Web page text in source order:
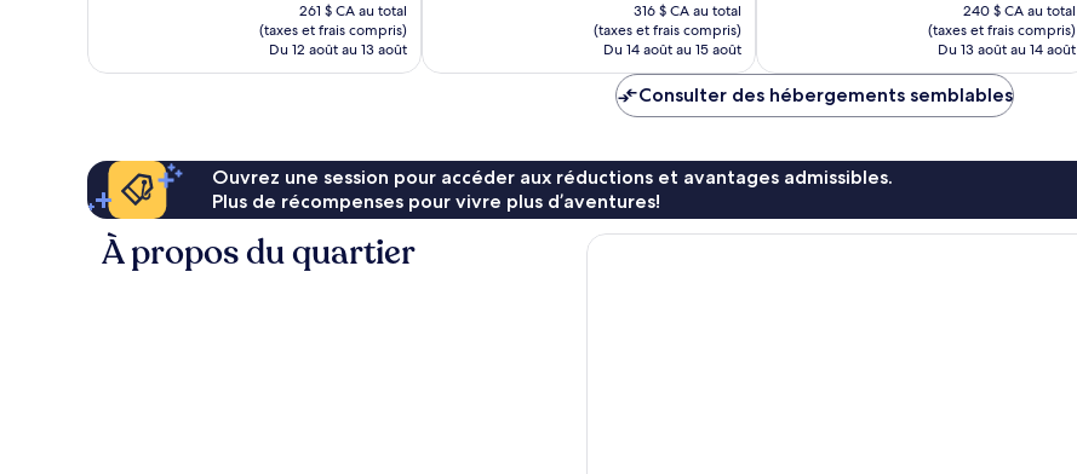
est
de
249 $ CA
261 $ CA au total
(taxes et frais compris)
Du 12 août au 13 août
est
de
254 $ CA
316 $ CA au total
(taxes et frais compris)
Du 14 août au 15 août
est
de
230 $ CA
240 $ CA au total
(taxes et frais compris)
Du 13 août au 14 août
Consulter des hébergements semblables
Ouvrez une session pour accéder aux réductions et avantages admissibles.
Plus de récompenses pour vivre plus d’aventures!
À propos du quartier